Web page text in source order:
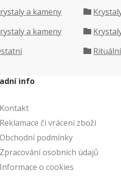
a kameny
a kameny
info
Kontakt
Reklamace či vrácení zboží
Obchodní podmínky
Zpracování osobních údajů
Informace o cookies